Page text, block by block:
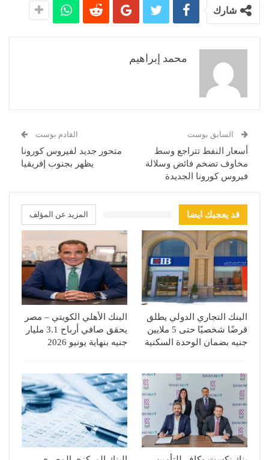
شارك
محمد إبراهيم
السابق بوست
أسعار النفط تتراجع وسط
مخاوف تضخم فائض وسلالة
فيروس كورونا الجديدة
القادم بوست
متحور جديد لفيروس كورونا
يظهر بجنوب إفريقيا
قد يعجبك ايضا المزيد عن المؤلف
البنك التجاري الدولي يطلق
قرضًا شخصيًا حتى 5 ملايين
جنيه بضمان الوحدة السكنية
البنك الأهلي الكويتي – مصر
يحقق صافي أرباح 3.1 مليار
جنيه بنهاية يونيو 2026